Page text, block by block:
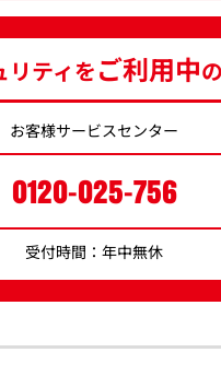
リティをご利用中
お客様サービスセンター
0120-025-756
受付時間：年中無休